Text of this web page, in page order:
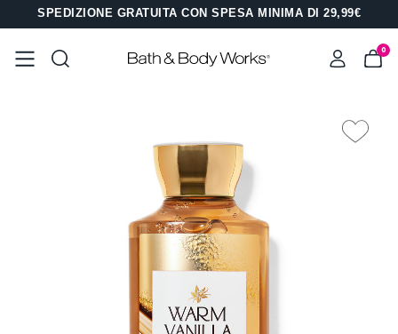
SPEDIZIONE GRATUITA CON SPESA MINIMA DI 29,99€
0